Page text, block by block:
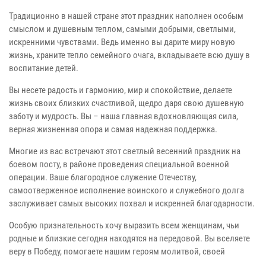
Традиционно в нашей стране этот праздник наполнен особым
смыслом и душевным теплом, самыми добрыми, светлыми,
искренними чувствами. Ведь именно вы дарите миру новую
жизнь, храните тепло семейного очага, вкладываете всю душу в
воспитание детей.
Вы несете радость и гармонию, мир и спокойствие, делаете
жизнь своих близких счастливой, щедро даря свою душевную
заботу и мудрость. Вы – наша главная вдохновляющая сила,
верная жизненная опора и самая надежная поддержка.
Многие из вас встречают этот светлый весенний праздник на
боевом посту, в районе проведения специальной военной
операции. Ваше благородное служение Отечеству,
самоотверженное исполнение воинского и служебного долга
заслуживает самых высоких похвал и искренней благодарности.
Особую признательность хочу выразить всем женщинам, чьи
родные и близкие сегодня находятся на передовой. Вы вселяете
веру в Победу, помогаете нашим героям молитвой, своей